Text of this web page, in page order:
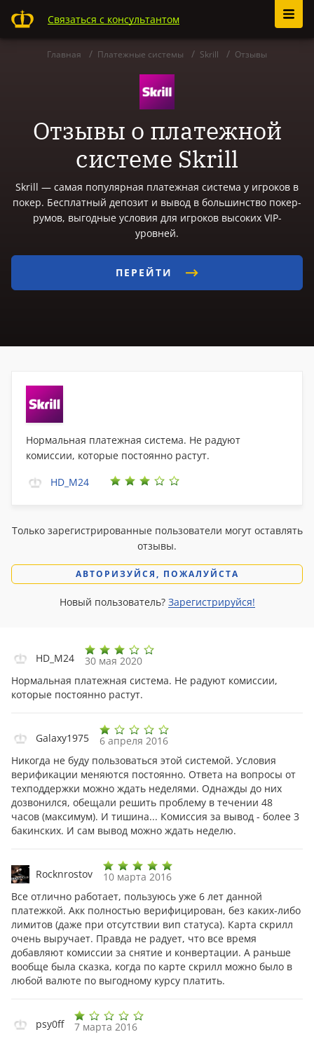
Связаться с консультантом
Главная Платежные системы Skrill Отзывы
Отзывы о платежной
системе Skrill
Skrill — самая популярная платежная система у игроков в
покер. Бесплатный депозит и вывод в большинство покер-
румов, выгодные условия для игроков высоких VIP-
уровней.
ПЕРЕЙТИ
Нормальная платежная система. Не радуют
комиссии, которые постоянно растут.
HD_M24
Только зарегистрированные пользователи могут оставлять
отзывы.
АВТОРИЗУЙСЯ, ПОЖАЛУЙСТА
Новый пользователь? Зарегистрируйся!
HD_M24
30 мая 2020
Нормальная платежная система. Не радуют комиссии,
которые постоянно растут.
Galaxy1975
6 апреля 2016
Никогда не буду пользоваться этой системой. Условия
верификации меняются постоянно. Ответа на вопросы от
техподдержки можно ждать неделями. Однажды до них
дозвонился, обещали решить проблему в течении 48
часов (максимум). И тишина... Комиссия за вывод - более 3
бакинских. И сам вывод можно ждать неделю.
Rocknrostov
10 марта 2016
Все отлично работает, пользуюсь уже 6 лет данной
платежкой. Акк полностью верифицирован, без каких-либо
лимитов (даже при отсутствии вип статуса). Карта скрилл
очень выручает. Правда не радует, что все время
добавляют комиссии за снятие и конвертации. А раньше
вообще была сказка, когда по карте скрилл можно было в
любой валюте по выгодному курсу платить.
psy0ff
7 марта 2016